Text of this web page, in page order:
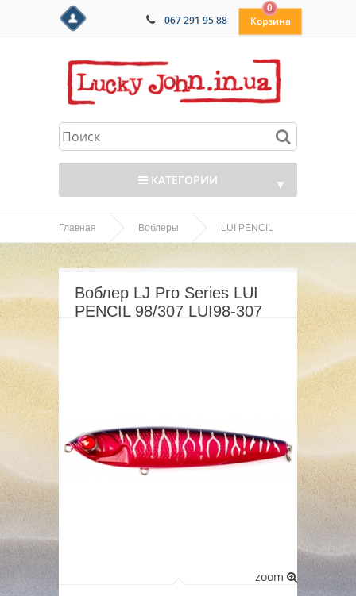
067 291 95 88
0
КАТЕГОРИИ ▼
▼
Главная Воблеры LUI PENCIL
Воблер LJ Pro Series LUI PENCIL 98/307 LUI98-
Воблер LJ Pro Series LUI
PENCIL 98/307 LUI98-307
zoom